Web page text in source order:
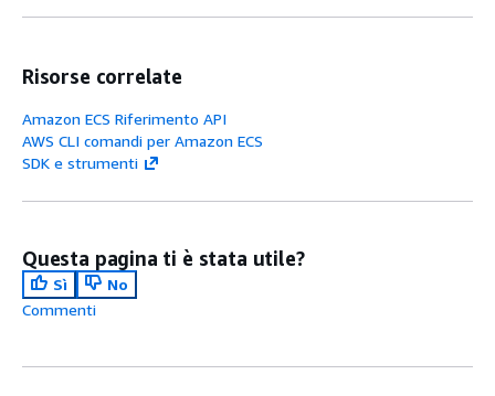
Risorse correlate
Amazon ECS Riferimento API
AWS CLI comandi per Amazon ECS
SDK e strumenti
Questa pagina ti è stata utile?
Sì
No
Commenti